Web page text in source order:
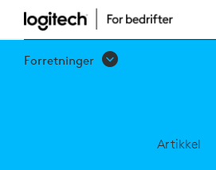
EN
VISJON
Forretninger
Artikkel